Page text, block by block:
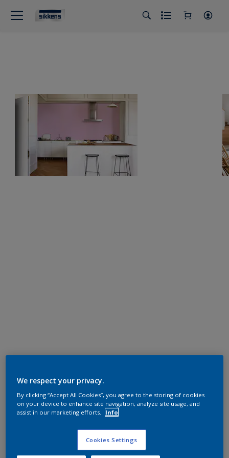
We respect your privacy.
By clicking “Accept All Cookies”, you agree to the storing of cookies
on your device to enhance site navigation, analyze site usage, and
assist in our marketing efforts.
Info
Cookies Settings